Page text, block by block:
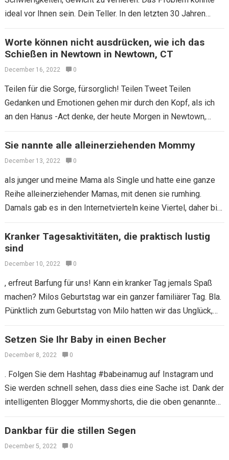
ideal vor Ihnen sein. Dein Teller. In den letzten 30 Jahren
Worte können nicht ausdrücken, wie ich das
Schießen in Newtown in Newtown, CT
December 16, 2022 0
Teilen für die Sorge, fürsorglich! Teilen Tweet Teilen
Gedanken und Emotionen gehen mir durch den Kopf, als ich
an den Hanus -Act denke, der heute Morgen in Newtown,
Sie nannte alle alleinerziehenden Mommy
December 13, 2022 0
als junger und meine Mama als Single und hatte eine ganze
Reihe alleinerziehender Mamas, mit denen sie rumhing.
Damals gab es in den Internetvierteln keine Viertel, daher bin
Kranker Tagesaktivitäten, die praktisch lustig
sind
December 10, 2022 0
, erfreut Barfung für uns! Kann ein kranker Tag jemals Spaß
machen? Milos Geburtstag war ein ganzer familiärer Tag. Bla.
Pünktlich zum Geburtstag von Milo hatten wir das Unglück,
Setzen Sie Ihr Baby in einen Becher
December 8, 2022 0
. Folgen Sie dem Hashtag #babeinamug auf Instagram und
Sie werden schnell sehen, dass dies eine Sache ist. Dank der
intelligenten Blogger Mommyshorts, die die oben genannte
Dankbar für die stillen Segen
December 5, 2022 0